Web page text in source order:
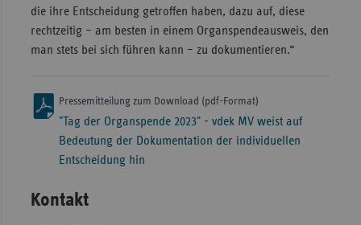
die ihre Entscheidung getroffen haben, dazu auf, diese
rechtzeitig – am besten in einem Organspendeausweis, den
man stets bei sich führen kann – zu dokumentieren.“
Pressemitteilung zum Download (pdf-Format)
"Tag der Organspende 2023" - vdek MV weist auf
Bedeutung der Dokumentation der individuellen
Entscheidung hin
Kontakt